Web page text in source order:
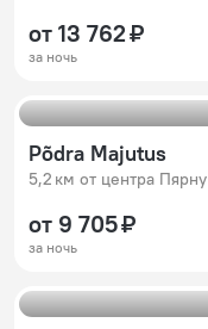
от 13 762 ₽
за ночь
Põdra Majutus
5,2 км от центра Пярну
от 9 705 ₽
за ночь